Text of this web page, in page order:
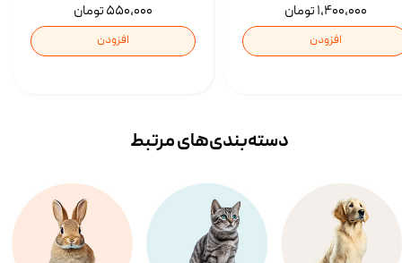
۵۵۰,۰۰۰ تومان
افزودن
۱,۴۰۰,۰۰۰ تومان
افزودن
دسته‌بندی‌‌های مرتبط